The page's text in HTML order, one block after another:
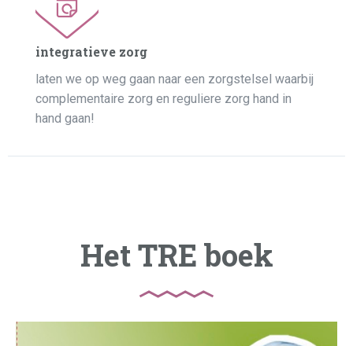
integratieve zorg
laten we op weg gaan naar een zorgstelsel waarbij
complementaire zorg en reguliere zorg hand in
hand gaan!
Het TRE boek